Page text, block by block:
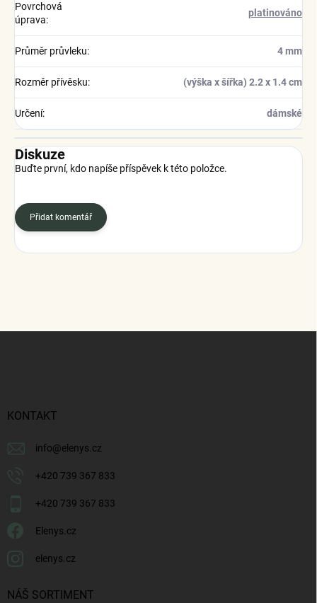
Povrchová
úprava:
platinováno
Průměr průvleku: 4 mm
Rozměr přívěsku: (výška x šířka) 2.2 x 1.4 cm
Určení: dámské
Diskuze
Buďte první, kdo napíše příspěvek k této položce.
Přidat komentář
KONTAKT
info@elenys.cz
+420 739 367 833
+420 739 367 833
Elenys.cz
elenys.cz
NÁŠ SORTIMENT